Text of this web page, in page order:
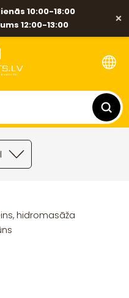
10:00-18:00
12:00-13:00
×
hidromasāža